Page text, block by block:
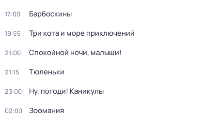
17:00 Барбоскины
19:55 Три кота и море приключений
21:00 Спокойной ночи, малыши!
21:15 Тюленьки
23:00 Ну, погоди! Каникулы
02:00 Зоомания